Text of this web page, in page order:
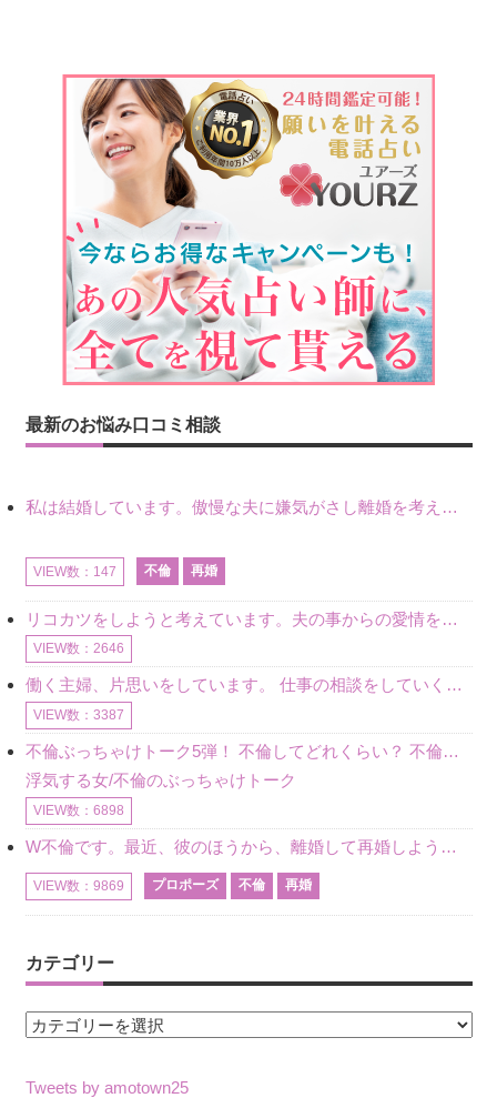
最新のお悩み口コミ相談
私は結婚しています。傲慢な夫に嫌気がさし離婚を考えていたときに、彼と出会いました。彼には恋人がいましたが、話をするうちに、夫とのことを相談するようにな
VIEW数：147 不倫 再婚
リコカツをしようと考えています。夫の事からの愛情を全く感じません。子供がいるので、子供が成長するまではと我慢しています。 まず、お金が必要だと考え、仕事の量も増やしました。ところが、夫は働かず、結局は
VIEW数：2646
働く主婦、片思いをしています。 仕事の相談をしていくうちに、彼のことを好きになりました。私には夫も子供もいます。不倫をしているわけでもなく、もちろん、この気持ちは誰にも話していません。 ラインをする関
VIEW数：3387
不倫ぶっちゃけトーク5弾！ 不倫してどれくらい？ 不倫のあれこれを、なんでもどうぞ♪♪
浮気する女/不倫のぶっちゃけトーク
VIEW数：6898
W不倫です。最近、彼のほうから、離婚して再婚しよう、と言ってきました。ハッキリいうと、そこまでは考えていませんでした。彼を好きな気持ちはあるし、彼なしの生活は考えられません。だけど、離婚して再婚すると
VIEW数：9869 プロポーズ 不倫 再婚
カテゴリー
カ
ゴ
Tweets by amotown25